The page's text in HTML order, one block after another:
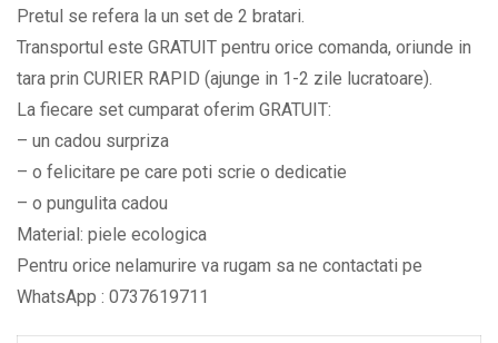
rosie
si
albastru
deschis
BPC553
quantity
Pretul se refera la un set de 2 bratari.
Transportul este GRATUIT pentru orice comanda, oriunde in
tara prin CURIER RAPID (ajunge in 1-2 zile lucratoare).
La fiecare set cumparat oferim GRATUIT:
– un cadou surpriza
– o felicitare pe care poti scrie o dedicatie
– o pungulita cadou
Material: piele ecologica
Pentru orice nelamurire va rugam sa ne contactati pe
WhatsApp : 0737619711